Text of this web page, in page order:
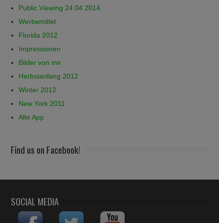
Public Viewing 24.04.2014
Werbemittel
Florida 2012
Impressionen
Bilder von mir
Herbstanfang 2012
Winter 2012
New York 2011
Alte App
Find us on Facebook!
SOCIAL MEDIA